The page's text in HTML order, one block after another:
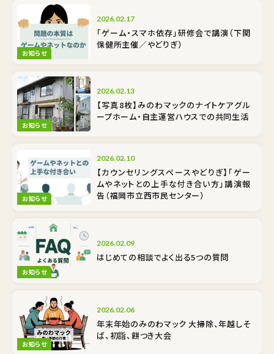
お知らせ
2026.02.17
「ゲーム・スマホ依存」研修会で講演（下関
保健所主催／やどりぎ）
お知らせ
2026.02.13
【写真8枚】みのわマックのナイトケア――グル
ープホーム・自主運営ハウスでの共同生活
お知らせ
2026.02.10
【カウンセリングスペースやどりぎ】「ゲー
ムやネットとの上手な付き合い方」講演報
告（福岡市立西市民センター）
お知らせ
2026.02.09
はじめての相談でよく出る5つの質問
お知らせ
2026.02.06
年末年始のみのわマック 大掃除、年越しそ
ば、初詣、餅つき大会